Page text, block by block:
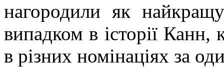
нагородили як
випадком в історії
в різних номінаціях за